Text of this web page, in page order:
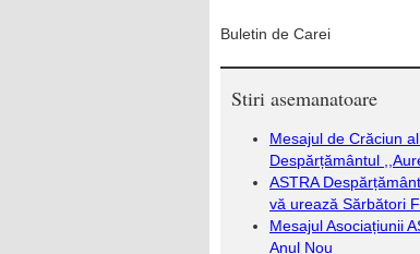
Buletin de Carei
Stiri asemanatoare
Mesajul de Crăciun
Despărțământul
ASTRA
vă urează Sărbători
Mesajul Asociațiunii
Anul Nou